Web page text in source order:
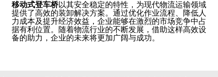
移动式登车桥以其安全稳定的特性，为现代物流运输领域
提供了高效的装卸解决方案。通过优化作业流程、降低人
力成本及提升经济效益，企业能够在激烈的市场竞争中占
据有利位置。随着物流行业的不断发展，借助这样高效设
备的助力，企业的未来将更加广阔与成功。